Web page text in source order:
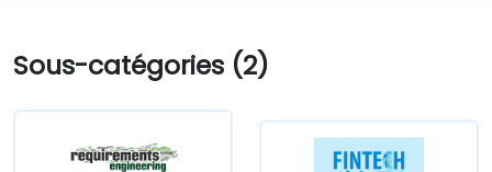
Sous-catégories (2)